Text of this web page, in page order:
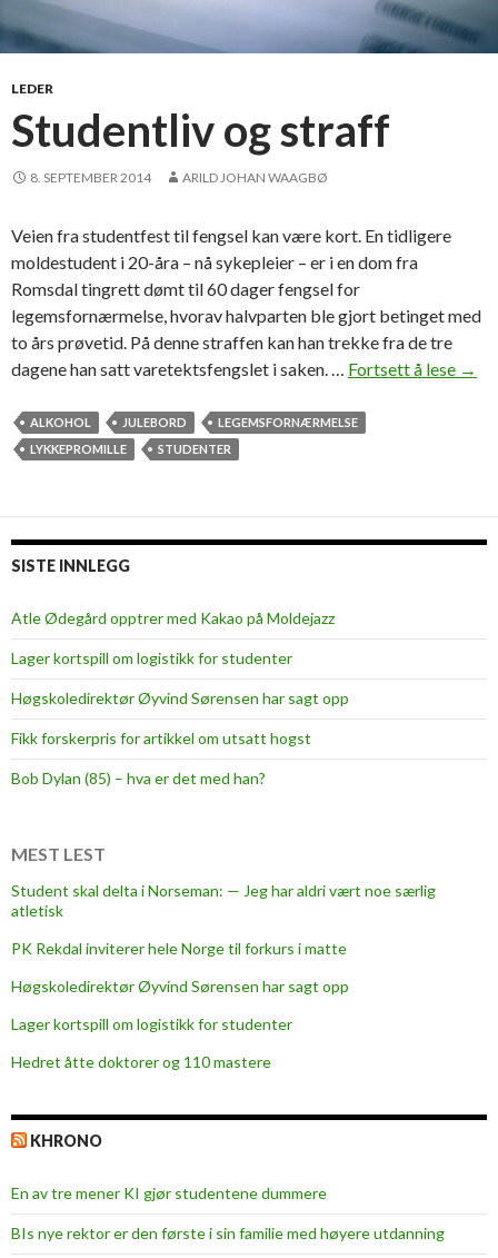
n
e
LEDER
Studentliv og straff
8. SEPTEMBER 2014 ARILD JOHAN WAAGBØ
Veien fra studentfest til fengsel kan være kort. En tidligere
moldestudent i 20-åra – nå sykepleier – er i en dom fra
Romsdal tingrett dømt til 60 dager fengsel for
legemsfornærmelse, hvorav halvparten ble gjort betinget med
to års prøvetid. På denne straffen kan han trekke fra de tre
dagene han satt varetektsfengslet i saken. … Fortsett å lese S
o
t
→
ALKOHOL JULEBORD
LEGEMSFORNÆRMELSE
LYKKEPROMILLE
STUDENTER
SISTE INNLEGG
Atle Ødegård opptrer med Kakao på Moldejazz
Lager kortspill om logistikk for studenter
Høgskoledirektør Øyvind Sørensen har sagt opp
Fikk forskerpris for artikkel om utsatt hogst
Bob Dylan (85) – hva er det med han?
MEST LEST
Student skal delta i Norseman: — Jeg har aldri vært noe særlig
atletisk
PK Rekdal inviterer hele Norge til forkurs i matte
Høgskoledirektør Øyvind Sørensen har sagt opp
Lager kortspill om logistikk for studenter
Hedret åtte doktorer og 110 mastere
KHRONO
En av tre mener KI gjør studentene dummere
BIs nye rektor er den første i sin familie med høyere utdanning